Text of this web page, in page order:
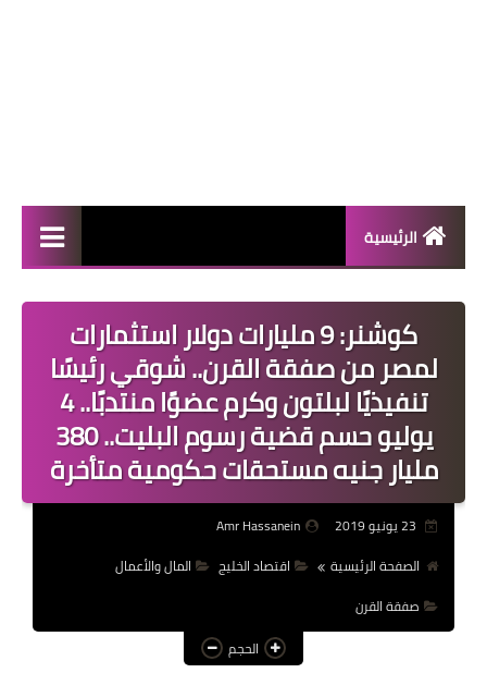
الرئيسية
منوعات
فعاليات
صحة
تكنولوجيا
عالم المرأة
فن وثقافة
أخبار عربية
كوشنر: 9 مليارات دولار استثمارات
لمصر من صفقة القرن.. شوقي رئيسًا
تنفيذيًا لبلتون وكرم عضوًا منتدبًا.. 4
يوليو حسم قضية رسوم البليت.. 380
مليار جنيه مستحقات حكومية متأخرة
Amr Hassanein
الصفحة الرئيسية
اقتصاد الخليج
المال والأعمال
صفقة القرن
الحجم